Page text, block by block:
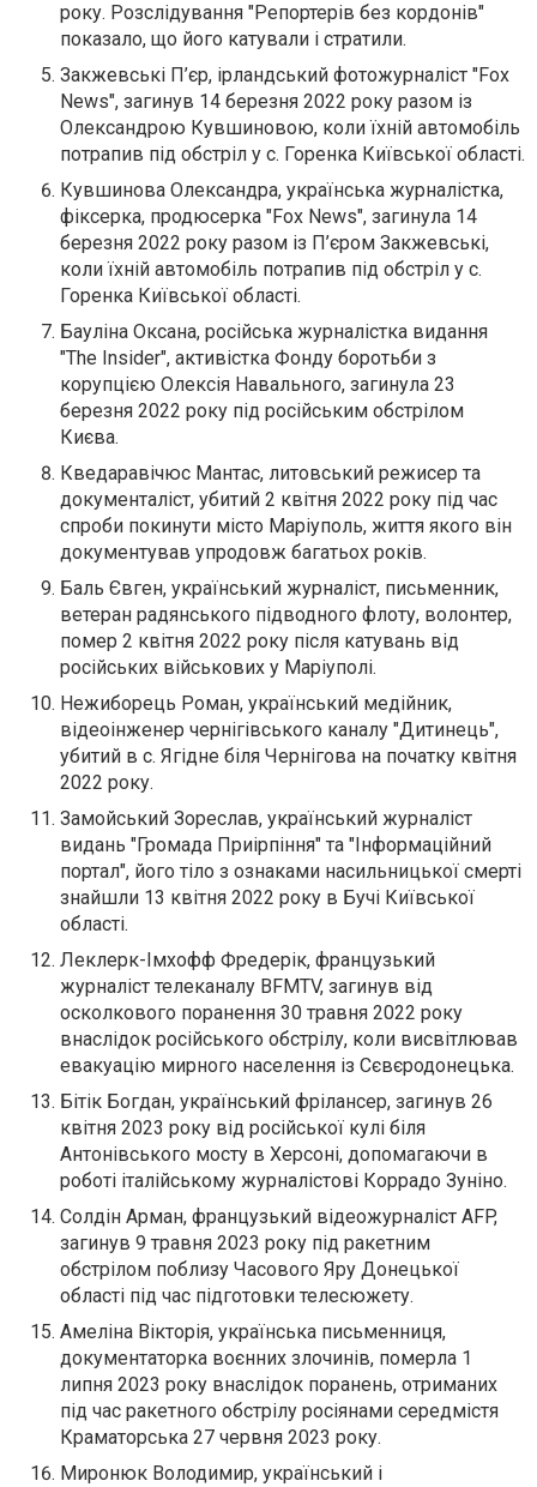
року. Розслідування "Репортерів без кордонів"
показало, що його катували і стратили.
Закжевські П’єр, ірландський фотожурналіст "Fox
News", загинув 14 березня 2022 року разом із
Олександрою Кувшиновою, коли їхній автомобіль
потрапив під обстріл у с. Горенка Київської області.
Кувшинова Олександра, українська журналістка,
фіксерка, продюсерка "Fox News", загинула 14
березня 2022 року разом із П’єром Закжевські,
коли їхній автомобіль потрапив під обстріл у с.
Горенка Київської області.
Бауліна Оксана, російська журналістка видання
"The Insider", активістка Фонду боротьби з
корупцією Олексія Навального, загинула 23
березня 2022 року під російським обстрілом
Києва.
Кведаравічюс Мантас, литовський режисер та
документаліст, убитий 2 квітня 2022 року під час
спроби покинути місто Маріуполь, життя якого він
документував упродовж багатьох років.
Баль Євген, український журналіст, письменник,
ветеран радянського підводного флоту, волонтер,
помер 2 квітня 2022 року після катувань від
російських військових у Маріуполі.
Нежиборець Роман, український медійник,
відеоінженер чернігівського каналу "Дитинець",
убитий в с. Ягідне біля Чернігова на початку квітня
2022 року.
Замойський Зореслав, український журналіст
видань "Громада Приірпіння" та "Інформаційний
портал", його тіло з ознаками насильницької смерті
знайшли 13 квітня 2022 року в Бучі Київської
області.
Леклерк-Імхофф Фредерік, французький
журналіст телеканалу BFMTV, загинув від
осколкового поранення 30 травня 2022 року
внаслідок російського обстрілу, коли висвітлював
евакуацію мирного населення із Сєвєродонецька.
Бітік Богдан, український фрілансер, загинув 26
квітня 2023 року від російської кулі біля
Антонівського мосту в Херсоні, допомагаючи в
роботі італійському журналістові Коррадо Зуніно.
Солдін Арман, французький відеожурналіст AFP,
загинув 9 травня 2023 року під ракетним
обстрілом поблизу Часового Яру Донецької
області під час підготовки телесюжету.
Амеліна Вікторія, українська письменниця,
документаторка воєнних злочинів, померла 1
липня 2023 року внаслідок поранень, отриманих
під час ракетного обстрілу росіянами середмістя
Краматорська 27 червня 2023 року.
Миронюк Володимир, український і